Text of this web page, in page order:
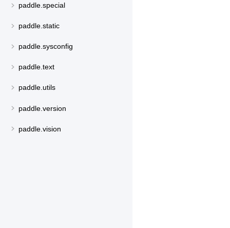
paddle.special
paddle.static
paddle.sysconfig
paddle.text
paddle.utils
paddle.version
paddle.vision